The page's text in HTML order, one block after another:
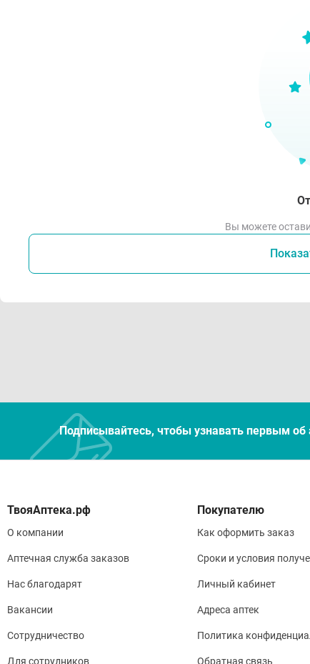
Вы можете
Подписывайтесь, чтобы узнавать первым
О компании
Аптечная служба заказов
Нас благодарят
Вакансии
Сотрудничество
Для сотрудников
Покупателю
Как оформить заказ
Сроки и условия
Личный кабинет
Адреса аптек
Политика
Обратная связь